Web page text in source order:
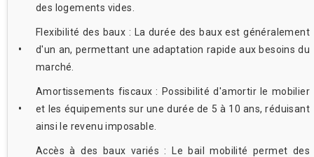
des logements vides.
Flexibilité des baux : La durée des baux est généralement
d'un an, permettant une adaptation rapide aux besoins du
marché.
Amortissements fiscaux : Possibilité d'amortir le mobilier
et les équipements sur une durée de 5 à 10 ans, réduisant
ainsi le revenu imposable.
Accès à des baux variés : Le bail mobilité permet des